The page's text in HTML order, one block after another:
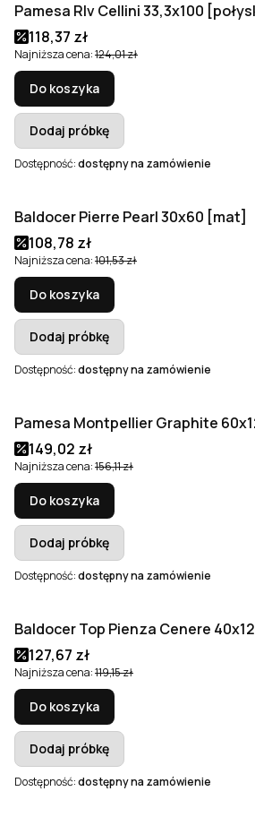
Okazja
Pamesa Rlv Cellini 33,3x100
Cena promocyjna
118,37 zł
Najniższa cena:124,01 zł
Do koszyka
Dodaj próbkę
Dostępność:dostępny na zamówienie
Okazja
Baldocer Pierre Pearl 30x60 [mat]
Cena promocyjna
108,78 zł
Najniższa cena:101,53 zł
Do koszyka
Dodaj próbkę
Dostępność:dostępny na zamówienie
Okazja
Pamesa Montpellier Graphite
Cena promocyjna
149,02 zł
Najniższa cena:156,11 zł
Do koszyka
Dodaj próbkę
Dostępność:dostępny na zamówienie
Okazja
Baldocer Top Pienza Cenere
Cena promocyjna
127,67 zł
Najniższa cena:119,15 zł
Do koszyka
Dodaj próbkę
Dostępność:dostępny na zamówienie